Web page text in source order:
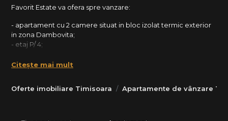
Oferte imobiliare Timisoara Apartamente de vânzare
Favorit Estate va ofera spre vanzare:
- apartament cu 2 camere situat in bloc izolat termic exterior
in zona Dambovita;
- etaj P/ 4;
-SU: 52 mp + balcon cu suprafata de 3 mp;
Citește mai mult